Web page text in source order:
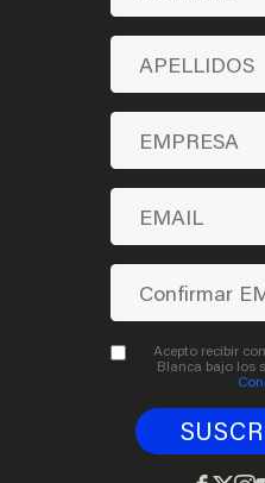
Acepto recibir
Blanca bajo los